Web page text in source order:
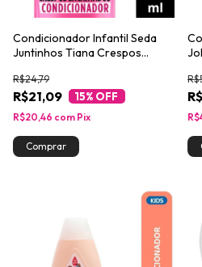
Condicionador Infantil Seda
Juntinhos Tiana Crespos
R$21,09
R$24,79
15% OFF
R$20,46 com Pix